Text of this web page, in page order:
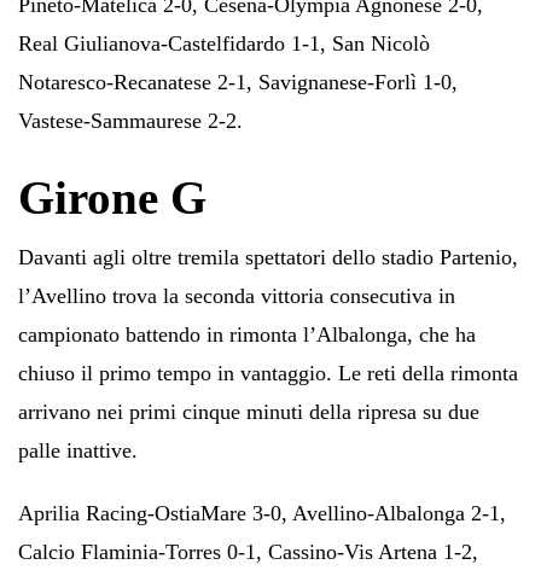
Real Giulianova-Castelfidardo 1-1, San Nicolò
Notaresco-Recanatese 2-1, Savignanese-Forlì 1-0,
Vastese-Sammaurese 2-2.
Girone G
Davanti agli oltre tremila spettatori dello stadio Partenio,
l’Avellino trova la seconda vittoria consecutiva in
campionato battendo in rimonta l’Albalonga, che ha
chiuso il primo tempo in vantaggio. Le reti della rimonta
arrivano nei primi cinque minuti della ripresa su due
palle inattive.
Aprilia Racing-OstiaMare 3-0, Avellino-Albalonga 2-1,
Calcio Flaminia-Torres 0-1, Cassino-Vis Artena 1-2,